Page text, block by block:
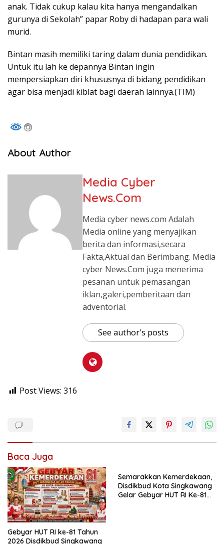
anak. Tidak cukup kalau kita hanya mengandalkan
gurunya di Sekolah” papar Roby di hadapan para wali
murid.
Bintan masih memiliki taring dalam dunia pendidikan.
Untuk itu lah ke depannya Bintan ingin
mempersiapkan diri khususnya di bidang pendidikan
agar bisa menjadi kiblat bagi daerah lainnya.(TIM)
About Author
Media Cyber
News.Com
Media cyber news.com Adalah
Media online yang menyajikan
berita dan informasi,secara
Fakta,Aktual dan Berimbang. Media
cyber News.Com juga menerima
pesanan untuk pemasangan
iklan,galeri,pemberitaan dan
adventorial.
See author's posts
Post Views: 316
Baca Juga
Gebyar HUT RI ke-81 Tahun
2026 Disdikbud Singkawang
Semarakkan Kemerdekaan,
Disdikbud Kota Singkawang
Gelar Gebyar HUT RI Ke-81